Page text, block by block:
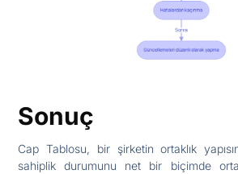
Sonuç
Cap Tablosu, bir şirketin ortaklık
sahiplik durumunu net bir biçimde